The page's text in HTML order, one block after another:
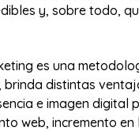
y, sobre todo,
es una
brinda distintas
e imagen digital
web, incremento